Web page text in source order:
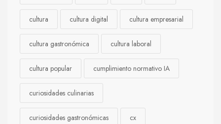
cultura cultura digital cultura empresarial
cultura gastronómica cultura laboral
cultura popular cumplimiento normativo IA
curiosidades culinarias
curiosidades gastronómicas cx